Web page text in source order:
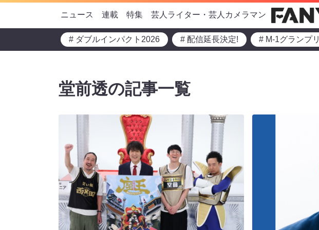
ニュース 連載 特集 芸人ライター・芸人カメラマン
# ダブルインパクト2026 # 配信延長決定! # M-1グランプリ
堂前透の記事一覧